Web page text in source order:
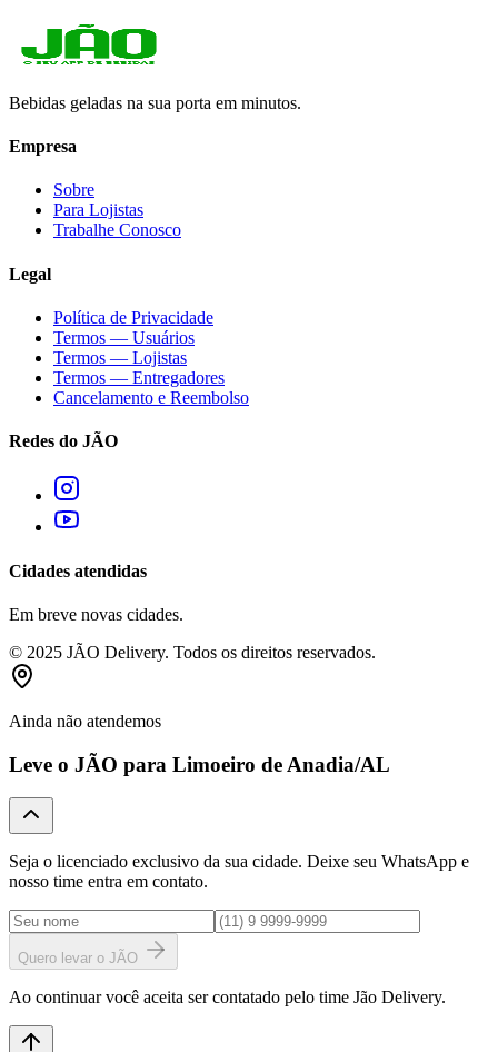
Bebidas geladas na sua porta em minutos.
Empresa
Sobre
Para Lojistas
Trabalhe Conosco
Legal
Política de Privacidade
Termos — Usuários
Termos — Lojistas
Termos — Entregadores
Cancelamento e Reembolso
Redes do JÃO
Cidades atendidas
Em breve novas cidades.
© 2025 JÃO Delivery. Todos os direitos reservados.
Ainda não atendemos
Leve o JÃO para Limoeiro de Anadia/AL
Seja o licenciado exclusivo da sua cidade. Deixe seu WhatsApp e
nosso time entra em contato.
Quero levar o JÃO
Ao continuar você aceita ser contatado pelo time Jão Delivery.